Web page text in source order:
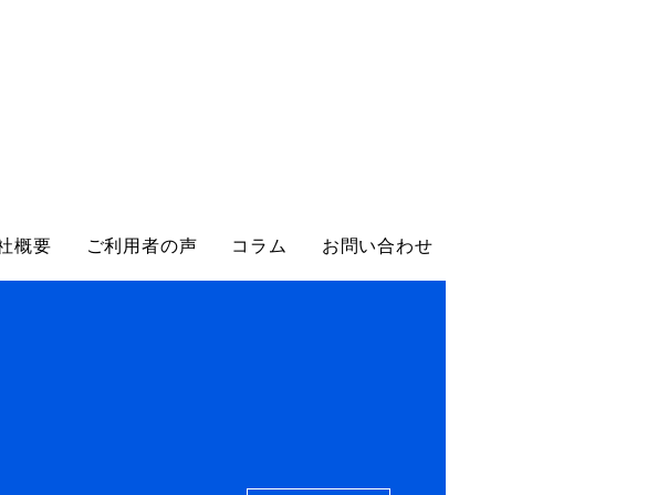
概要 ご利用者の声 コラム お問い合わせ